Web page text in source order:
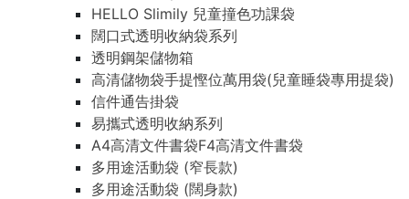
HELLO Slimily 兒童撞色功課袋
闊口式透明收納袋系列
透明鋼架儲物箱
高清儲物袋手提慳位萬用袋(兒童睡袋專用提袋)
信件通告掛袋
易攜式透明收納系列
A4高清文件書袋F4高清文件書袋
多用途活動袋 (窄長款)
多用途活動袋 (闊身款)